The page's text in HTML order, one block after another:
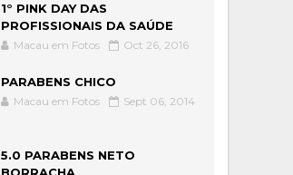
1° PINK DAY DAS
PROFISSIONAIS DA SAÚDE
Macau em Fotos Oct 26, 2016
PARABENS CHICO
Macau em Fotos Sept 06, 2014
5.0 PARABENS NETO